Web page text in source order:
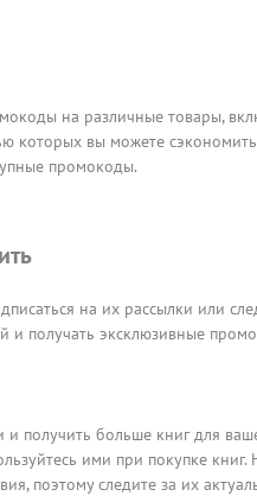
на различные товары,
которых вы можете
промокоды.
на их рассылки или
и получать эксклюзивные
получить больше книг для
ими при покупке книг.
поэтому следите за их